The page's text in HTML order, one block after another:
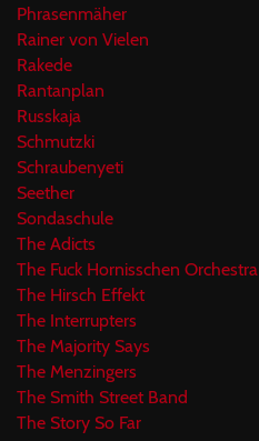
Phrasenmäher
Rainer von Vielen
Rakede
Rantanplan
Russkaja
Schmutzki
Schraubenyeti
Seether
Sondaschule
The Adicts
The Fuck Hornisschen Orchestra
The Hirsch Effekt
The Interrupters
The Majority Says
The Menzingers
The Smith Street Band
The Story So Far